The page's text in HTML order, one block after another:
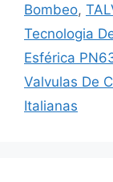
Bombeo,
Tecnologia
Esférica
Valvulas De
Italianas